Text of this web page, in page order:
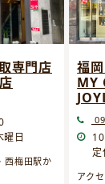
専門店
曜日
西梅田駅か
福
MY
定
アク